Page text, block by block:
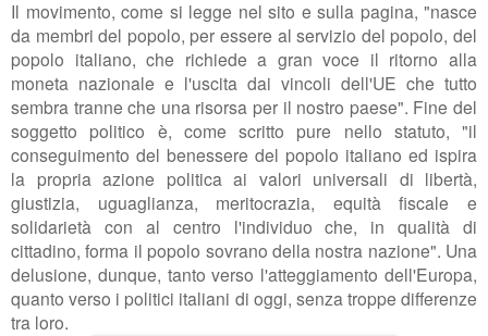
Il movimento, come si legge nel sito e sulla pagina, "nasce
da membri del popolo, per essere al servizio del popolo, del
popolo italiano, che richiede a gran voce il ritorno alla
moneta nazionale e l'uscita dai vincoli dell'UE che tutto
sembra tranne che una risorsa per il nostro paese". Fine del
soggetto politico è, come scritto pure nello statuto, "il
conseguimento del benessere del popolo italiano ed ispira
la propria azione politica ai valori universali di libertà,
giustizia, uguaglianza, meritocrazia, equità fiscale e
solidarietà con al centro l'individuo che, in qualità di
cittadino, forma il popolo sovrano della nostra nazione". Una
delusione, dunque, tanto verso l'atteggiamento dell'Europa,
quanto verso i politici italiani di oggi, senza troppe differenze
tra loro.